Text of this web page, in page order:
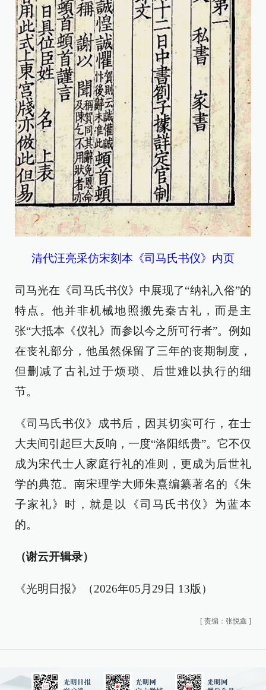
清代汪亮采仿宋刻本《司马氏书仪》内页
司马光在《司马氏书仪》中展现了“纳礼入俗”的
特点。他并非机械地照搬先秦古礼，而是主
张“大抵本《仪礼》而参以今之所可行者”。例如
在丧礼部分，他虽然保留了三年的丧期制度，
但删减了古礼过于烦琐、后世难以执行的细
节。
《司马氏书仪》成书后，因其切实可行，在士
大夫间引起巨大反响，一度“洛阳纸贵”。它不仅
成为宋代士人家庭行礼的准则，更成为后世礼
学的典范。南宋理学大师朱熹编纂著名的《朱
子家礼》时，就是以《司马氏书仪》为蓝本
的。
（谢云开辑录）
《光明日报》（2026年05月29日 13版）
[ 责编：张悦鑫 ]